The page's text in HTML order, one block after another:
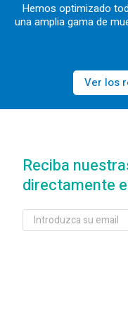
Hemos optimizado
una amplia gama de
Ver los
Reciba
directamente